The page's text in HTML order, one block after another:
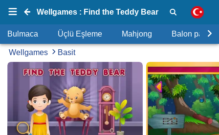
Wellgames : Find the Teddy Bear
Bulmaca Üçlü Eşleme Mahjong Balon
Wellgames Basit